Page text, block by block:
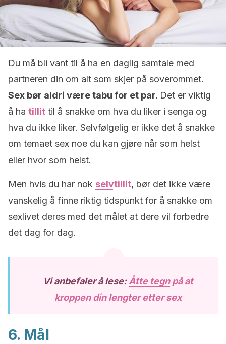
Du må bli vant til å ha en daglig samtale med
partneren din om alt som skjer på soverommet.
Sex bør aldri være tabu for et par. Det er viktig
å ha tillit til å snakke om hva du liker i senga og
hva du ikke liker. Selvfølgelig er ikke det å snakke
om temaet sex noe du kan gjøre når som helst
eller hvor som helst.
Men hvis du har nok selvtillit, bør det ikke være
vanskelig å finne riktig tidspunkt for å snakke om
sexlivet deres med det målet at dere vil forbedre
det dag for dag.
Vi anbefaler å lese:Åtte tegn på at
kroppen din lengter etter sex
6. Mål